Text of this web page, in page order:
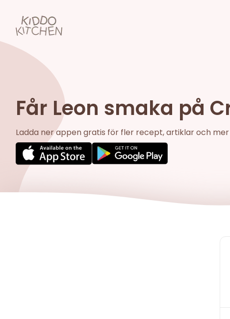
Får Leon smaka på
Ladda ner appen gratis för fler recept, artiklar och